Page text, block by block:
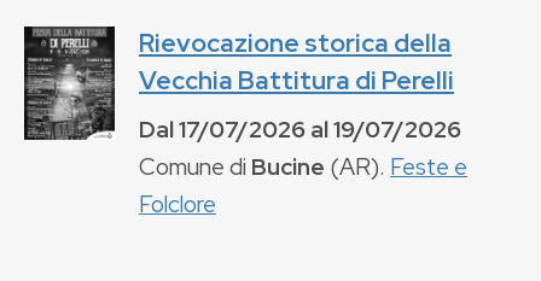
Rievocazione storica della
Vecchia Battitura di Perelli
Dal17/07/2026al19/07/2026
Comune di Bucine (AR). Feste e
Folclore